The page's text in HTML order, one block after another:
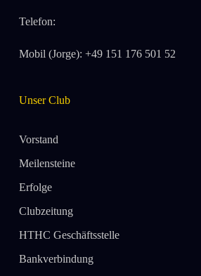
Telefon:
Mobil (Jorge): +49 151 176 501 52
Unser Club
Vorstand
Meilensteine
Erfolge
Clubzeitung
HTHC Geschäftsstelle
Bankverbindung